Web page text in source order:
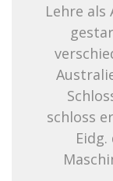
Lehre als
schloss
Eidg.